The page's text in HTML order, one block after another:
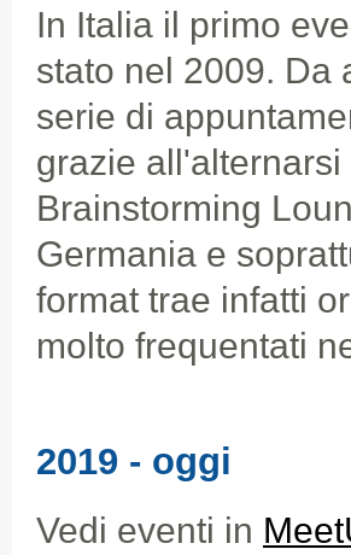
In Italia il primo
stato nel 2009. Da
serie di
grazie
Brainstorming
Germania e
format trae infatti
molto frequentati
2019 - oggi
Vedi eventi in